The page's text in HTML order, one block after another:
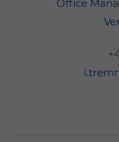
Office